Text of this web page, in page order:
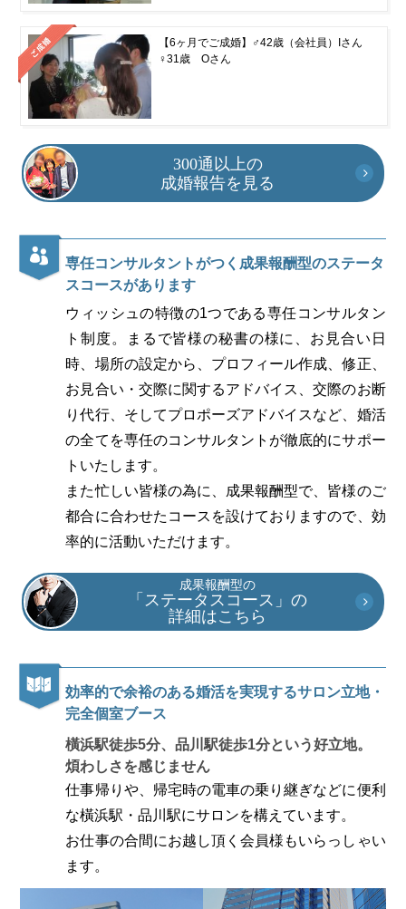
【6ヶ月でご成婚】♂42歳（会社員）Iさん
♀31歳 Oさん
300通以上の
成婚報告を見る
専任コンサルタントがつく成果報酬型のステータ
スコースがあります
ウィッシュの特徴の1つである専任コンサルタン
ト制度。まるで皆様の秘書の様に、お見合い日
時、場所の設定から、プロフィール作成、修正、
お見合い・交際に関するアドバイス、交際のお断
り代行、そしてプロポーズアドバイスなど、婚活
の全てを専任のコンサルタントが徹底的にサポー
トいたします。
また忙しい皆様の為に、成果報酬型で、皆様のご
都合に合わせたコースを設けておりますので、効
率的に活動いただけます。
成果報酬型の
「ステータスコース」の
詳細はこちら
効率的で余裕のある婚活を実現するサロン立地・
完全個室ブース
橫浜駅徒歩5分、品川駅徒歩1分という好立地。
煩わしさを感じません
仕事帰りや、帰宅時の電車の乗り継ぎなどに便利
な橫浜駅・品川駅にサロンを構えています。
お仕事の合間にお越し頂く会員様もいらっしゃい
ます。